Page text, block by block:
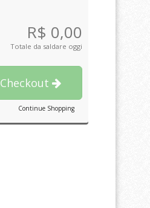
R$ 0,00
Totale da saldare oggi
Checkout
Continue Shopping